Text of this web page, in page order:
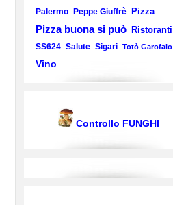
Palermo Peppe Giuffrè Pizza
Pizza buona si può Ristoranti
SS624 Salute Sigari Totò Garofalo
Vino
Controllo FUNGHI